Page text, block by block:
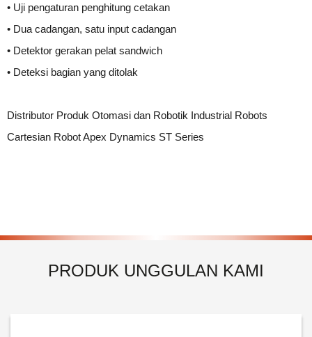
• Uji pengaturan penghitung cetakan
• Dua cadangan, satu input cadangan
• Detektor gerakan pelat sandwich
• Deteksi bagian yang ditolak
Distributor Produk Otomasi dan Robotik Industrial Robots
Cartesian Robot Apex Dynamics ST Series
PRODUK UNGGULAN KAMI